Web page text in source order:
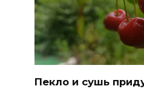
Пекло и сушь